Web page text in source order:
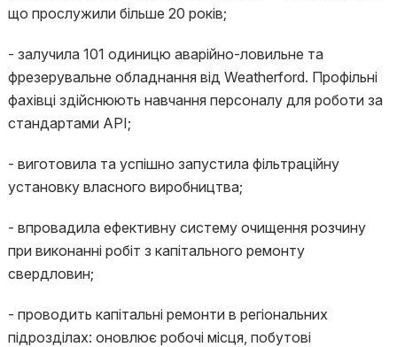
що прослужили більше 20 років;
- залучила 101 одиницю аварійно-ловильне та
фрезерувальне обладнання від Weatherford. Профільні
фахівці здійснюють навчання персоналу для роботи за
стандартами API;
- виготовила та успішно запустила фільтраційну
установку власного виробництва;
- впровадила ефективну систему очищення розчину
при виконанні робіт з капітального ремонту
свердловин;
- проводить капітальні ремонти в регіональних
підрозділах: оновлює робочі місця, побутові